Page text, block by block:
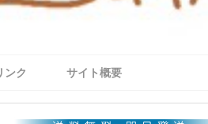
ンク サイト概要